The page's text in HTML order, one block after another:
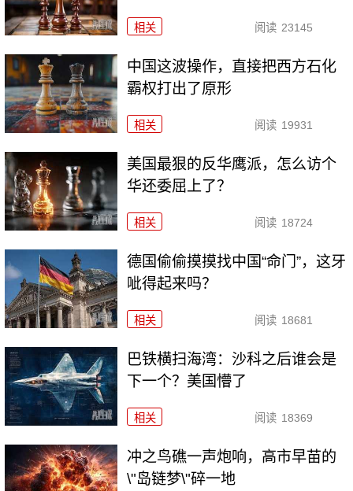
相关 阅读 23145
中国这波操作，直接把西方石化
霸权打出了原形
相关 阅读 19931
美国最狠的反华鹰派，怎么访个
华还委屈上了？
相关 阅读 18724
德国偷偷摸摸找中国“命门”，这牙
呲得起来吗？
相关 阅读 18681
巴铁横扫海湾：沙科之后谁会是
下一个？美国懵了
相关 阅读 18369
冲之鸟礁一声炮响，高市早苗的
\"岛链梦\"碎一地